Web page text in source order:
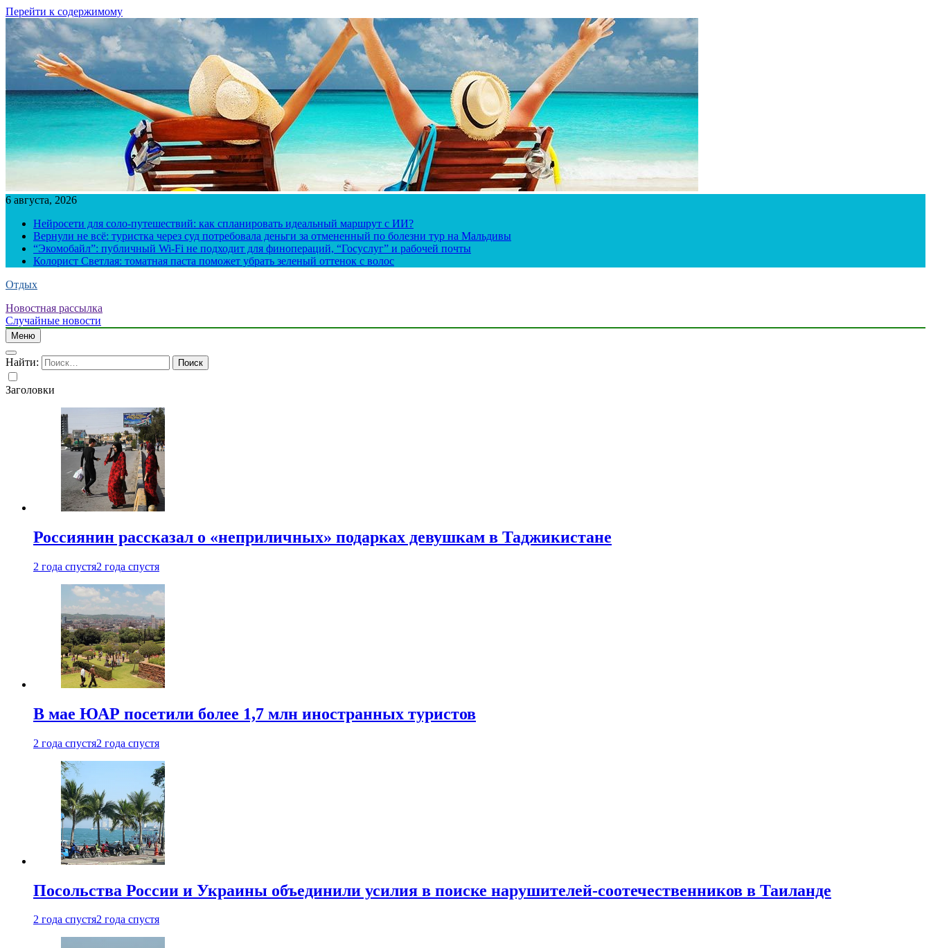
Перейти к содержимому
6 августа, 2026
Нейросети для соло-путешествий: как спланировать идеальный маршрут с ИИ?
Вернули не всё: туристка через суд потребовала деньги за отмененный по болезни тур на Мальдивы
“Экомобайл”: публичный Wi-Fi не подходит для финопераций, “Госуслуг” и рабочей почты
Колорист Светлая: томатная паста поможет убрать зеленый оттенок с волос
Отдых
Новостная рассылка
Случайные новости
Меню
Найти:
Заголовки
Россиянин рассказал о «неприличных» подарках девушкам в Таджикистане
2 года спустя2 года спустя
В мае ЮАР посетили более 1,7 млн иностранных туристов
2 года спустя2 года спустя
Посольства России и Украины объединили усилия в поиске нарушителей-соотечественников в Таиланде
2 года спустя2 года спустя